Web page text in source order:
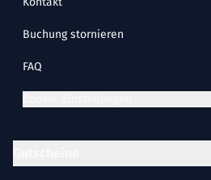
Buchung stornieren
FAQ